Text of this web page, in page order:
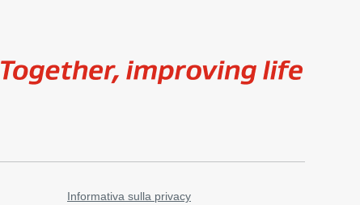
Image
Informativa sulla privacy